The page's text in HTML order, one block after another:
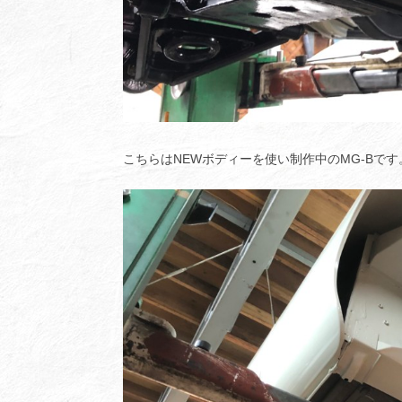
こちらはNEWボディーを使い制作中のMG-Bです